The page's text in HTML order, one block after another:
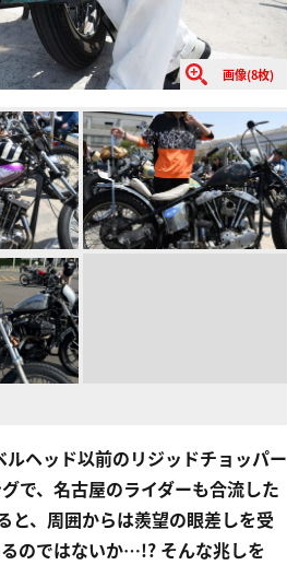
画像(8枚)
ヘッド以前のリジッドチョッパー
で、名古屋のライダーも合流した
と、周囲からは羨望の眼差しを受
のではないか…!? そんな兆しを